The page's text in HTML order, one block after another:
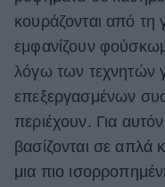
κουράζονται από τη
εμφανίζουν
λόγω των τεχνητών
επεξεργασμένων
περιέχουν. Για
βασίζονται σε απλά
μια πιο